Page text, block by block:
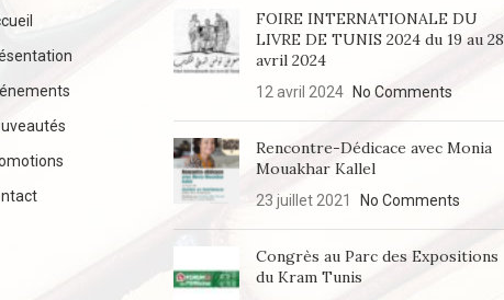
FOIRE INTERNATIONALE DU
LIVRE DE TUNIS 2024 du 19 au 28
avril 2024
12 avril 2024 No Comments
Rencontre-Dédicace avec Monia
Mouakhar Kallel
23 juillet 2021 No Comments
Congrès au Parc des Expositions
du Kram Tunis